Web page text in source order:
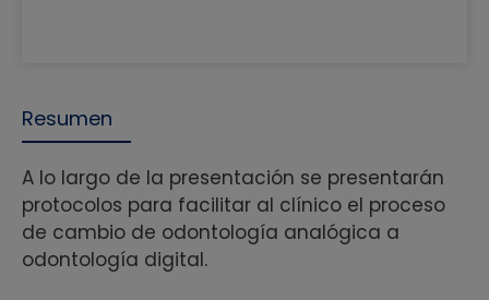
Resumen
A lo largo de la presentación se presentarán
protocolos para facilitar al clínico el proceso
de cambio de odontología analógica a
odontología digital.